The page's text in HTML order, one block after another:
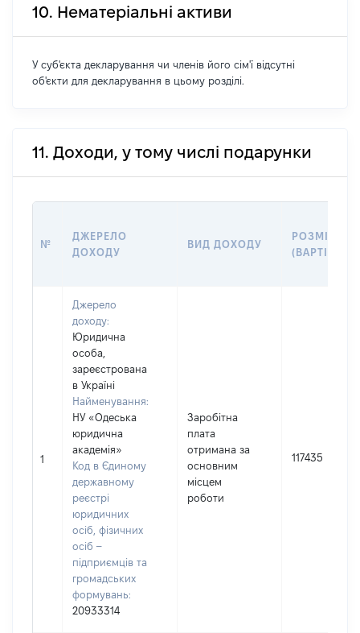
10. Нематеріальні активи
У суб'єкта декларування чи членів його сім'ї відсутні
об'єкти для декларування в цьому розділі.
11. Доходи, у тому числі подарунки
№
ДЖЕРЕЛО
ДОХОДУ
ВИД ДОХОДУ
РОЗМІР
(ВАРТІСТЬ)
1
Джерело
доходу:
Юридична
особа,
зареєстрована
в Україні
Найменування:
НУ «Одеська
юридична
академія»
Код в Єдиному
державному
реєстрі
юридичних
осіб, фізичних
осіб –
підприємців та
громадських
формувань:
20933314
Заробітна
плата
отримана за
основним
місцем
роботи
117435